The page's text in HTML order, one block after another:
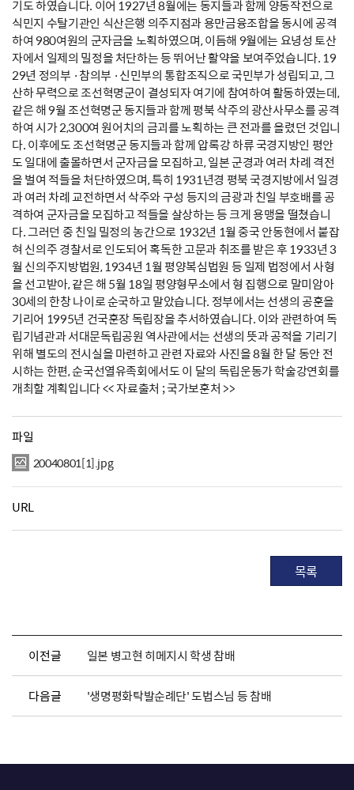
기도 하였습니다. 이어 1927년 8월에는 동지들과 함께 양동작전으로
식민지 수탈기관인 식산은행 의주지점과 용만금융조합을 동시에 공격
하여 980여원의 군자금을 노획하였으며, 이듬해 9월에는 요녕성 토산
자에서 일제의 밀정을 처단하는 등 뛰어난 활약을 보여주었습니다. 19
29년 정의부 ·참의부 ·신민부의 통합조직으로 국민부가 성립되고, 그
산하 무력으로 조선혁명군이 결성되자 여기에 참여하여 활동하였는데,
같은 해 9월 조선혁명군 동지들과 함께 평북 삭주의 광산사무소를 공격
하여 시가 2,300여 원어치의 금괴를 노획하는 큰 전과를 올렸던 것입니
다. 이후에도 조선혁명군 동지들과 함께 압록강 하류 국경지방인 평안
도 일대에 출몰하면서 군자금을 모집하고, 일본 군경과 여러 차례 격전
을 벌여 적들을 처단하였으며, 특히 1931년경 평북 국경지방에서 일경
과 여러 차례 교전하면서 삭주와 구성 등지의 금광과 친일 부호배를 공
격하여 군자금을 모집하고 적들을 살상하는 등 크게 용맹을 떨쳤습니
다. 그러던 중 친일 밀정의 농간으로 1932년 1월 중국 안동현에서 붙잡
혀 신의주 경찰서로 인도되어 혹독한 고문과 취조를 받은 후 1933년 3
월 신의주지방법원, 1934년 1월 평양복심법원 등 일제 법정에서 사형
을 선고받아, 같은 해 5월 18일 평양형무소에서 형 집행으로 말미암아
30세의 한창 나이로 순국하고 말았습니다. 정부에서는 선생의 공훈을
기리어 1995년 건국훈장 독립장을 추서하였습니다. 이와 관련하여 독
립기념관과 서대문독립공원 역사관에서는 선생의 뜻과 공적을 기리기
위해 별도의 전시실을 마련하고 관련 자료와 사진을 8월 한 달 동안 전
시하는 한편, 순국선열유족회에서도 이 달의 독립운동가 학술강연회를
개최할 계획입니다 << 자료출처 ; 국가보훈처 >>
파일
20040801[1].jpg
URL
목록
이전글 일본 병고현 히메지시 학생 참배
다음글 '생명평화탁발순례단' 도법스님 등 참배